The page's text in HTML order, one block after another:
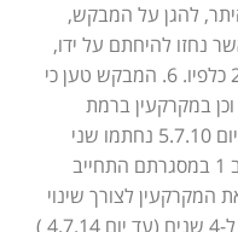
להגן על המבקש,
נחזו להיחתם על ידו,
תוך הפרת חובת אמון של המשיבה 2 כלפיו. 6. המבקש טען כי
וכן במקרקעין ברמת
השרון (בשטח של 5,000 מ"ר), כי ביום 5.7.10 נחתמו שני
חוזים בנוסח זהה בין המבקש למשיב 1 במסגרתם התחייב
להעמיד לרשות המשיב 1 את המקרקעין לצורך שינוי
ייעודם. תקופת ההתקשרות הוגבלה ל-4 שנים (עד יום 4.7.14 )